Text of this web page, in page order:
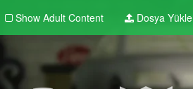
Show Adult Content Dosya Yükle